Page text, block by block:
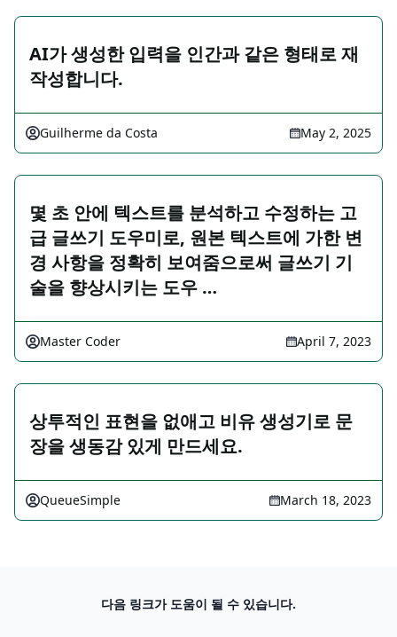
AI가 생성한 입력을 인간과 같은 형태로 재
작성합니다.
Guilherme da Costa May 2, 2025
몇 초 안에 텍스트를 분석하고 수정하는 고
급 글쓰기 도우미로, 원본 텍스트에 가한 변
경 사항을 정확히 보여줌으로써 글쓰기 기
술을 향상시키는 도우 …
Master Coder April 7, 2023
상투적인 표현을 없애고 비유 생성기로 문
장을 생동감 있게 만드세요.
QueueSimple March 18, 2023
다음 링크가 도움이 될 수 있습니다.